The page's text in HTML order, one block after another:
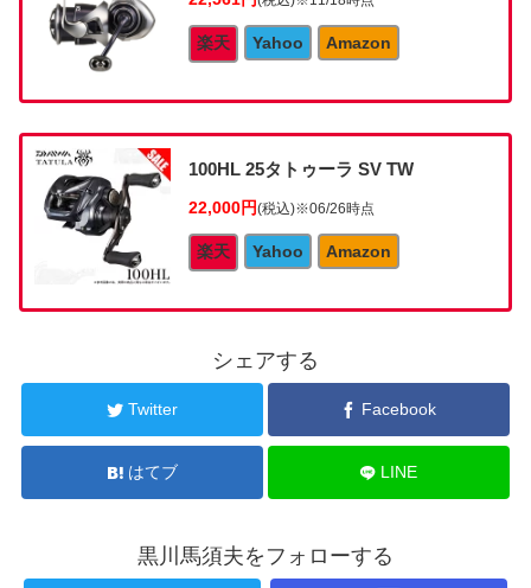
楽天 Yahoo Amazon
100HL 25タトゥーラ SV TW
22,000円(税込)※06/26時点
楽天 Yahoo Amazon
シェアする
Twitter Facebook
はてブ LINE
黒川馬須夫をフォローする